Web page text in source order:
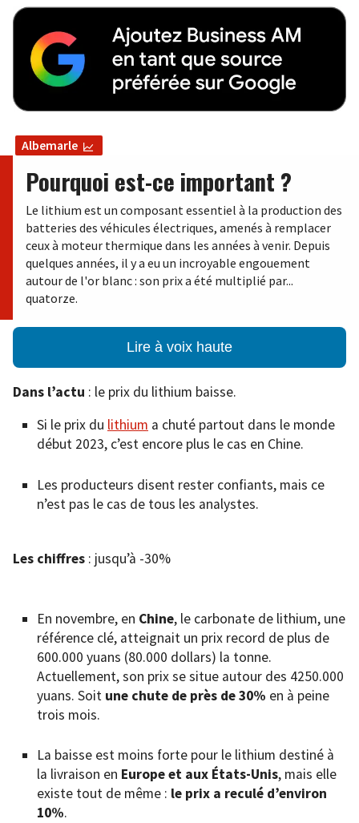
Albemarle
Pourquoi est-ce important ?
Le lithium est un composant essentiel à la production des
batteries des véhicules électriques, amenés à remplacer
ceux à moteur thermique dans les années à venir. Depuis
quelques années, il y a eu un incroyable engouement
autour de l'or blanc : son prix a été multiplié par...
quatorze.
Lire à voix haute
Dans l’actu : le prix du lithium baisse.
Si le prix du lithium a chuté partout dans le monde
début 2023, c’est encore plus le cas en Chine.
Les producteurs disent rester confiants, mais ce
n’est pas le cas de tous les analystes.
Les chiffres : jusqu’à -30%
En novembre, en Chine, le carbonate de lithium, une
référence clé, atteignait un prix record de plus de
600.000 yuans (80.000 dollars) la tonne.
Actuellement, son prix se situe autour des 4250.000
yuans. Soit une chute de près de 30% en à peine
trois mois.
La baisse est moins forte pour le lithium destiné à
la livraison en Europe et aux États-Unis, mais elle
existe tout de même : le prix a reculé d’environ
10%.